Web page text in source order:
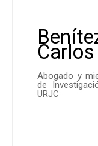
Carlos
Abogado y
de
URJC